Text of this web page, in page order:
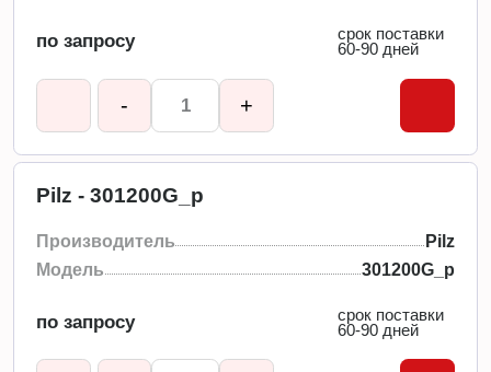
по запросу
срок поставки
60-90 дней
- +
Pilz - 301200G_p
Производитель
Pilz
Модель
301200G_p
по запросу
срок поставки
60-90 дней